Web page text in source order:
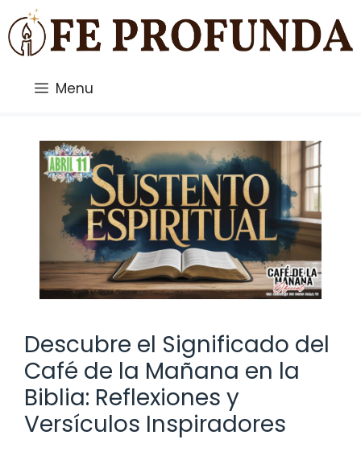
Saltar
al
contenido
Menu
Descubre el Significado del
Café de la Mañana en la
Biblia: Reflexiones y
Versículos Inspiradores